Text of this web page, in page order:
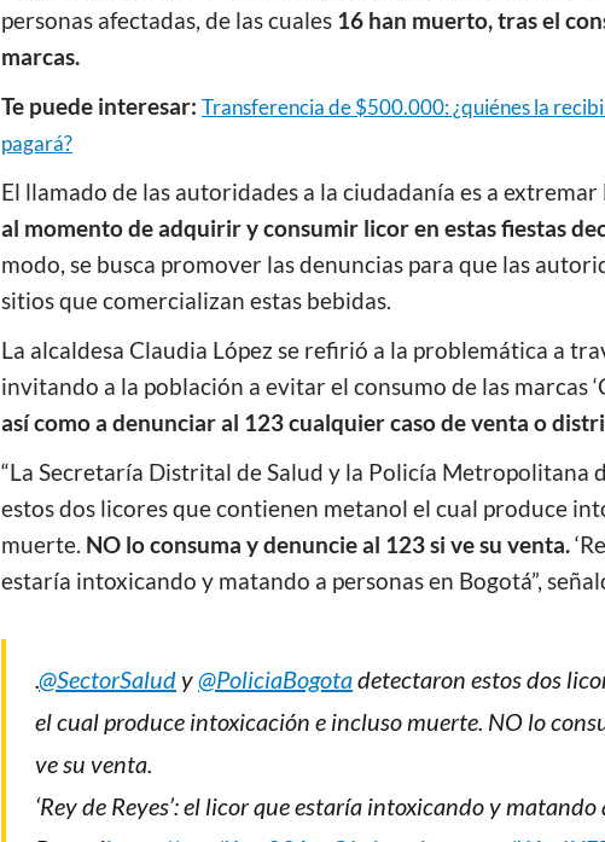
personas afectadas, de las cuales 16 han muerto, tras el
marcas.
Te puede interesar: Transferencia de $500.000: ¿quiénes la
pagará?
El llamado de las autoridades a la ciudadanía es a extremar
al momento de adquirir y consumir licor en estas fiestas
modo, se busca promover las denuncias para que las
sitios que comercializan estas bebidas.
La alcaldesa Claudia López se refirió a la problemática a
invitando a la población a evitar el consumo de las marcas
así como a denunciar al 123 cualquier caso de venta o
“La Secretaría Distrital de Salud y la Policía Metropolitana
estos dos licores que contienen metanol el cual produce
muerte. NO lo consuma y denuncie al 123 si ve su venta.
estaría intoxicando y matando a personas en Bogotá”,
.@SectorSalud y@PoliciaBogotadetectaron estos dos
el cual produce intoxicación e incluso muerte. NO lo
ve su venta.
‘Rey de Reyes’: el licor que estaría intoxicando y matando